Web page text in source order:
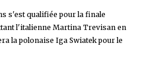
s'est qualifiée pour la finale
l'italienne Martina Trevisan en
la polonaise Iga Swiatek pour le